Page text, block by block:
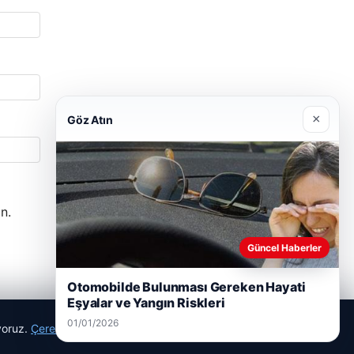
Çerez Politikamız
Göz Atın ×
Güncel Haberler
Otomobilde Bulunması Gereken Hayati
Eşyalar ve Yangın Riskleri
01/01/2026